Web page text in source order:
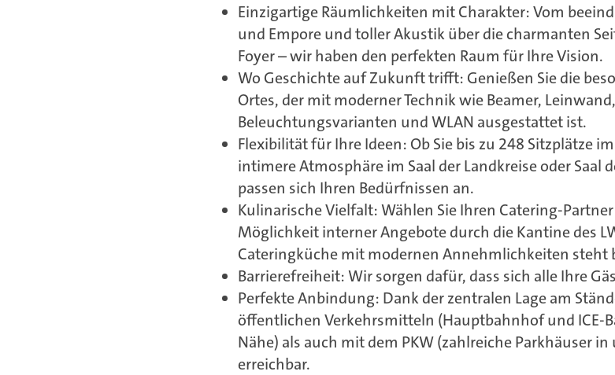
Einzigartige Räumlichkeiten mit Charakter: Vom
und Empore und toller Akustik über die charmanten
Foyer – wir haben den perfekten Raum für Ihre Vision.
Wo Geschichte auf Zukunft trifft: Genießen Sie die
Ortes, der mit moderner Technik wie Beamer,
Beleuchtungsvarianten und WLAN ausgestattet ist.
Flexibilität für Ihre Ideen: Ob Sie bis zu 248 Sitzplätze
intimere Atmosphäre im Saal der Landkreise oder Saal
passen sich Ihren Bedürfnissen an.
Kulinarische Vielfalt: Wählen Sie Ihren Catering-
Möglichkeit interner Angebote durch die Kantine des
Cateringküche mit modernen Annehmlichkeiten steht
Barrierefreiheit: Wir sorgen dafür, dass sich alle Ihre
Perfekte Anbindung: Dank der zentralen Lage am
öffentlichen Verkehrsmitteln (Hauptbahnhof und ICE-
Nähe) als auch mit dem PKW (zahlreiche Parkhäuser
erreichbar.